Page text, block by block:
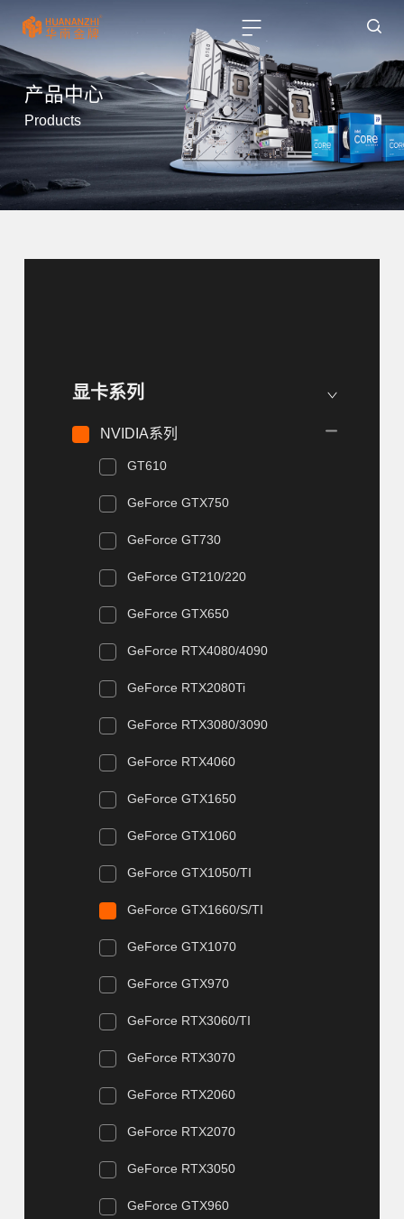
产品中心
Products
显卡系列
NVIDIA系列
GT610
GeForce GTX750
GeForce GT730
GeForce GT210/220
GeForce GTX650
GeForce RTX4080/4090
GeForce RTX2080Ti
GeForce RTX3080/3090
GeForce RTX4060
GeForce GTX1650
GeForce GTX1060
GeForce GTX1050/TI
GeForce GTX1660/S/TI
GeForce GTX1070
GeForce GTX970
GeForce RTX3060/TI
GeForce RTX3070
GeForce RTX2060
GeForce RTX2070
GeForce RTX3050
GeForce GTX960